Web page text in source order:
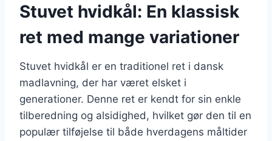
Stuvet hvidkål: En klassisk
ret med mange variationer
Stuvet hvidkål er en traditionel ret i dansk
madlavning, der har været elsket i
generationer. Denne ret er kendt for sin enkle
tilberedning og alsidighed, hvilket gør den til en
populær tilføjelse til både hverdagens måltider